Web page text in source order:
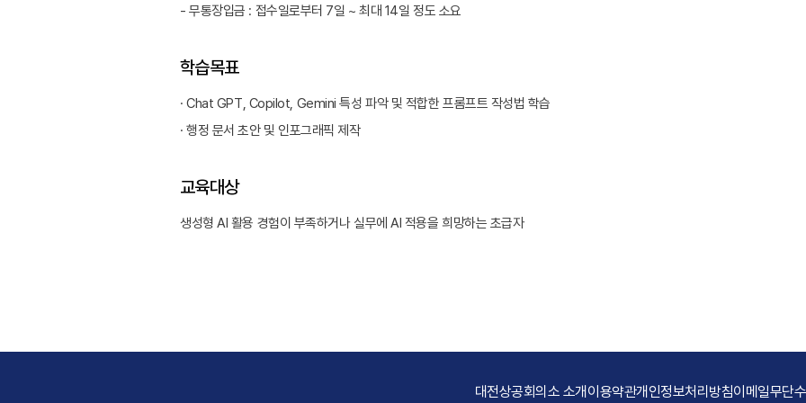
- 무통장입금 : 접수일로부터 7일 ~ 최대 14일 정도 소요
학습목표
· Chat GPT, Copilot, Gemini 특성 파악 및 적합한 프롬프트 작성법 학습
· 행정 문서 초안 및 인포그래픽 제작
교육대상
생성형 AI 활용 경험이 부족하거나 실무에 AI 적용을 희망하는 초급자
대전상공회의소 소개이용약관개인정보처리방침이메일무단